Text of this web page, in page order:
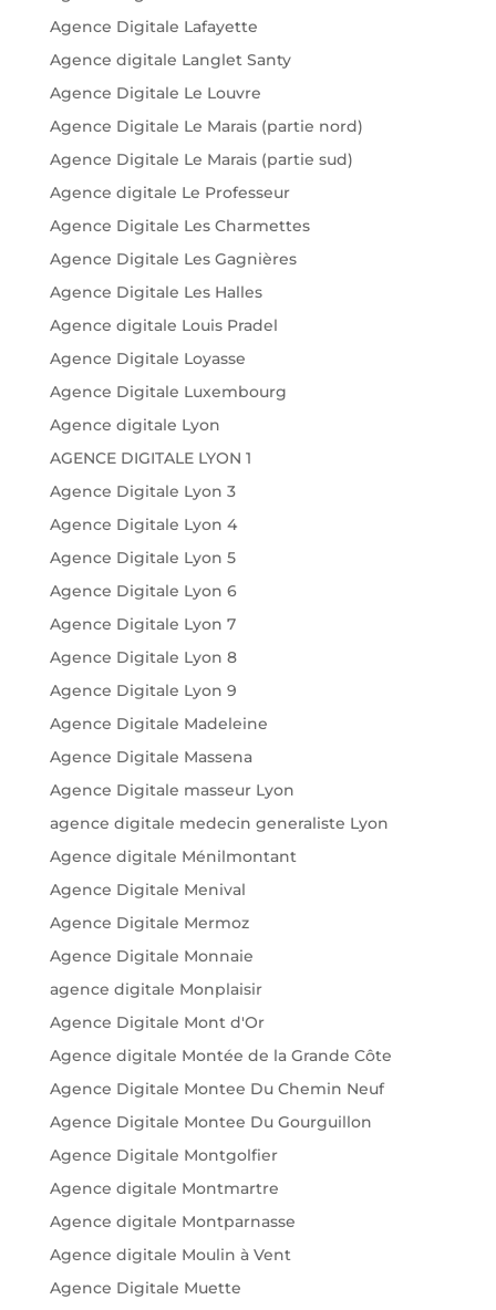
Agence Digitale Lafayette
Agence digitale Langlet Santy
Agence Digitale Le Louvre
Agence Digitale Le Marais (partie nord)
Agence Digitale Le Marais (partie sud)
Agence digitale Le Professeur
Agence Digitale Les Charmettes
Agence Digitale Les Gagnières
Agence Digitale Les Halles
Agence digitale Louis Pradel
Agence Digitale Loyasse
Agence Digitale Luxembourg
Agence digitale Lyon
AGENCE DIGITALE LYON 1
Agence Digitale Lyon 3
Agence Digitale Lyon 4
Agence Digitale Lyon 5
Agence Digitale Lyon 6
Agence Digitale Lyon 7
Agence Digitale Lyon 8
Agence Digitale Lyon 9
Agence Digitale Madeleine
Agence Digitale Massena
Agence Digitale masseur Lyon
agence digitale medecin generaliste Lyon
Agence digitale Ménilmontant
Agence Digitale Menival
Agence Digitale Mermoz
Agence Digitale Monnaie
agence digitale Monplaisir
Agence Digitale Mont d'Or
Agence digitale Montée de la Grande Côte
Agence Digitale Montee Du Chemin Neuf
Agence Digitale Montee Du Gourguillon
Agence Digitale Montgolfier
Agence digitale Montmartre
Agence digitale Montparnasse
Agence digitale Moulin à Vent
Agence Digitale Muette